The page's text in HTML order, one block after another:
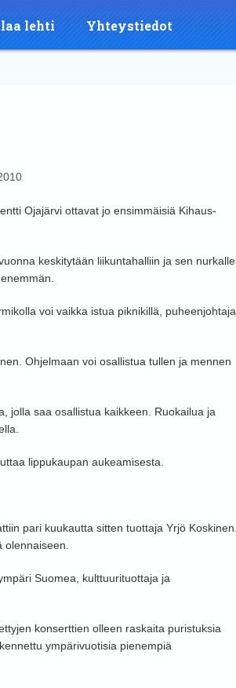
lehti Yhteystiedot
Ojajärvi ottavat jo ensimmäisiä Kihaus-
keskitytään liikuntahalliin ja sen nurkalle
voi vaikka istua piknikillä, puheenjohtaja
Ohjelmaan voi osallistua tullen ja mennen
jolla saa osallistua kaikkeen. Ruokailua ja
lippukaupan aukeamisesta.
pari kuukautta sitten tuottaja Yrjö Koskinen.
Suomea, kulttuurituottaja ja
konserttien olleen raskaita puristuksia
ympärivuotisia pienempiä